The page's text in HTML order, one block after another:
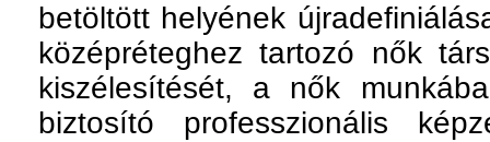
betöltött helyének
középréteghez tartozó nők
kiszélesítését, a nők
biztosító professzionális